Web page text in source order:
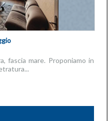
fascia mare. Proponiamo in